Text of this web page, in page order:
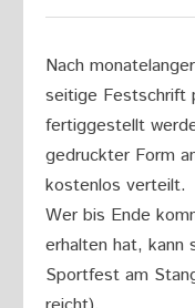
Nach
seitige Festschrift
fertiggestellt
gedruckter Form
kostenlos verteilt.
Wer bis Ende
erhalten hat, kann
Sportfest am